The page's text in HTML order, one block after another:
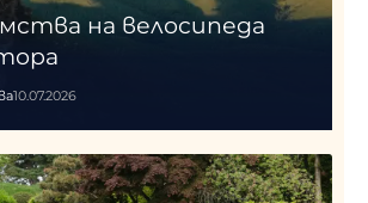
на велосипеда
10.07.2026